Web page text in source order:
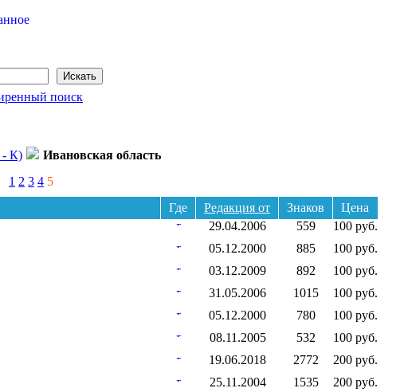
поиск
- К)
Ивановская область
1 2 3 4 5
Где Редакция от Знаков
Цена
29.04.2006 559
100 руб.
05.12.2000 885
100 руб.
03.12.2009 892
100 руб.
31.05.2006 1015
100 руб.
05.12.2000 780
100 руб.
08.11.2005 532
100 руб.
19.06.2018 2772
200 руб.
25.11.2004 1535
200 руб.